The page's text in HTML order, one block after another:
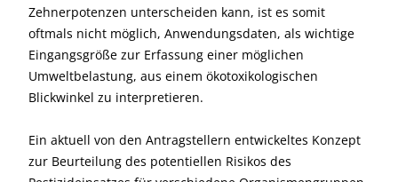
Zehnerpotenzen unterscheiden kann, ist es somit
oftmals nicht möglich, Anwendungsdaten, als wichtige
Eingangsgröße zur Erfassung einer möglichen
Umweltbelastung, aus einem ökotoxikologischen
Blickwinkel zu interpretieren.
Ein aktuell von den Antragstellern entwickeltes Konzept
zur Beurteilung des potentiellen Risikos des